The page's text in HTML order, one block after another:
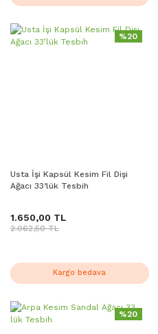
%20
Usta İşi Kapsül Kesim Fil Dişi
Ağacı 33’lük Tesbih
1.650,00 TL
2.062,50 TL
Kargo bedava
%20